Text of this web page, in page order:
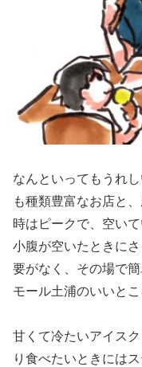
なんといってもうれ
も種類豊富なお店と
時はピークで、空い
小腹が空いたときに
要がなく、その場で
モール土浦のいいとこ
甘くて冷たいアイス
り食べたいときには